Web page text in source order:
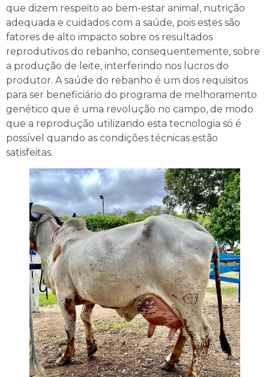
que dizem respeito ao bem-estar animal, nutrição
adequada e cuidados com a saúde, pois estes são
fatores de alto impacto sobre os resultados
reprodutivos do rebanho, consequentemente, sobre
a produção de leite, interferindo nos lucros do
produtor. A saúde do rebanho é um dos requisitos
para ser beneficiário do programa de melhoramento
genético que é uma revolução no campo, de modo
que a reprodução utilizando esta tecnologia só é
possível quando as condições técnicas estão
satisfeitas.